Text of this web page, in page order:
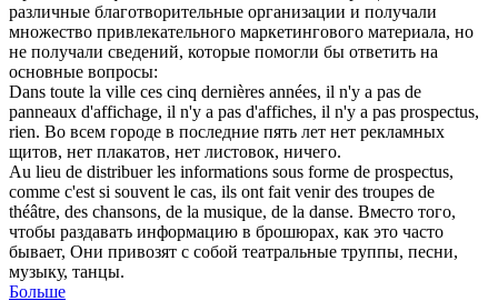
различные благотворительные организации и получали
множество привлекательного маркетингового материала, но
не получали сведений, которые помогли бы ответить на
основные вопросы:
Dans toute la ville ces cinq dernières années, il n'y a pas de
panneaux d'affichage, il n'y a pas d'affiches, il n'y a pas prospectus,
rien. Во всем городе в последние пять лет нет рекламных
щитов, нет плакатов, нет листовок, ничего.
Au lieu de distribuer les informations sous forme de prospectus,
comme c'est si souvent le cas, ils ont fait venir des troupes de
théâtre, des chansons, de la musique, de la danse. Вместо того,
чтобы раздавать информацию в брошюрах, как это часто
бывает, Они привозят с собой театральные труппы, песни,
музыку, танцы.
Больше